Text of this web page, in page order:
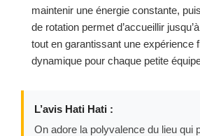
maintenir une énergie constante,
de rotation permet d’accueillir
tout en garantissant une expérience
dynamique pour chaque petite
L’avis Hati Hati :
On adore la polyvalence du lieu qui